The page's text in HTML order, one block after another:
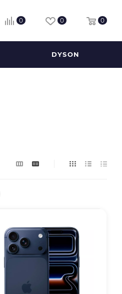
0 0 0
DYSON